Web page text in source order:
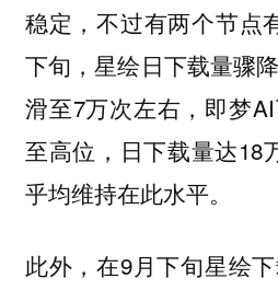
稳定，不过有两个节点
下旬，星绘日下载量骤
滑至7万次左右，即梦
至高位，日下载量达18
乎均维持在此水平。
此外，在9月下旬星绘